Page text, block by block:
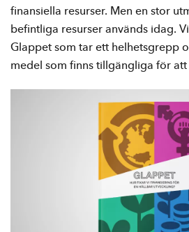
finansiella resurser. Men en stor
befintliga resurser används idag.
Glappet som tar ett helhetsgrepp
medel som finns tillgängliga för